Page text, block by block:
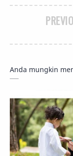
Anda mungkin